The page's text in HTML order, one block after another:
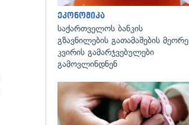
ეკონომიკა
საქართველოს ბანკის
გზავნილების გათამაშების მეორე
კვირის გამარჯვებულები
გამოვლინდნენ